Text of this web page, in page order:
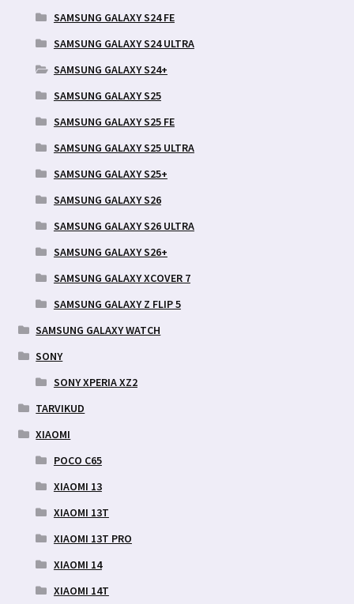
SAMSUNG GALAXY S24 FE
SAMSUNG GALAXY S24 ULTRA
SAMSUNG GALAXY S24+
SAMSUNG GALAXY S25
SAMSUNG GALAXY S25 FE
SAMSUNG GALAXY S25 ULTRA
SAMSUNG GALAXY S25+
SAMSUNG GALAXY S26
SAMSUNG GALAXY S26 ULTRA
SAMSUNG GALAXY S26+
SAMSUNG GALAXY XCOVER 7
SAMSUNG GALAXY Z FLIP 5
SAMSUNG GALAXY WATCH
SONY
SONY XPERIA XZ2
TARVIKUD
XIAOMI
POCO C65
XIAOMI 13
XIAOMI 13T
XIAOMI 13T PRO
XIAOMI 14
XIAOMI 14T